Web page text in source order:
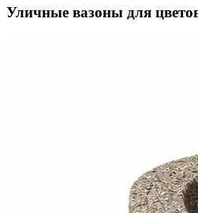
Уличные вазоны для